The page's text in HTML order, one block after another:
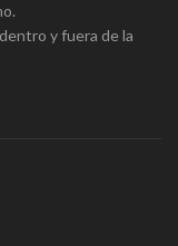
y fuera de la